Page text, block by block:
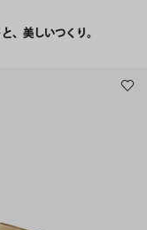
、美しいつくり。